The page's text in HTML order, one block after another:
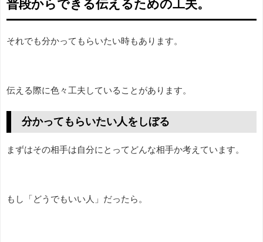
普段からできる伝えるための工夫。
それでも分かってもらいたい時もあります。
伝える際に色々工夫していることがあります。
分かってもらいたい人をしぼる
まずはその相手は自分にとってどんな相手か考えています。
もし「どうでもいい人」だったら。